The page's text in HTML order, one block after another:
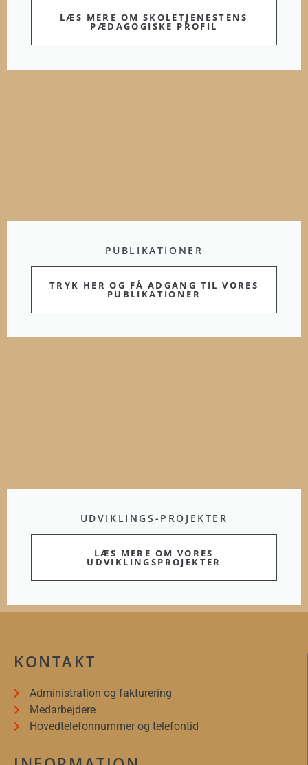
LÆS MERE OM SKOLETJENESTENS
PÆDAGOGISKE PROFIL
PUBLIKATIONER
TRYK HER OG FÅ ADGANG TIL VORES
PUBLIKATIONER
UDVIKLINGS-PROJEKTER
LÆS MERE OM VORES
UDVIKLINGSPROJEKTER
KONTAKT
Administration og fakturering
Medarbejdere
Hovedtelefonnummer og telefontid